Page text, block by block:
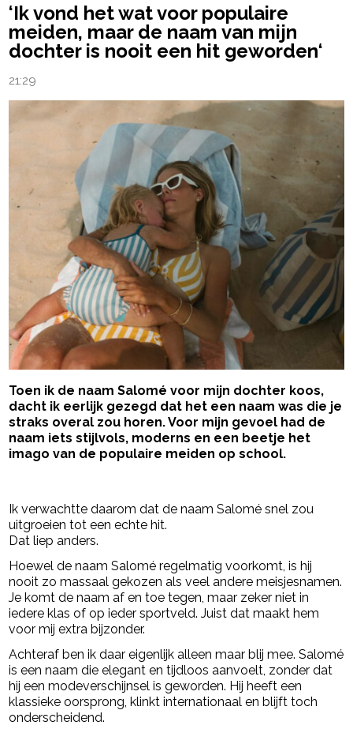
‘Ik vond het wat voor populaire
meiden, maar de naam van mijn
dochter is nooit een hit geworden‘
21:29
Toen ik de naam Salomé voor mijn dochter koos,
dacht ik eerlijk gezegd dat het een naam was die je
straks overal zou horen. Voor mijn gevoel had de
naam iets stijlvols, moderns en een beetje het
imago van de populaire meiden op school.
Ik verwachtte daarom dat de naam Salomé snel zou
uitgroeien tot een echte hit.
Dat liep anders.
Hoewel de naam Salomé regelmatig voorkomt, is hij
nooit zo massaal gekozen als veel andere meisjesnamen.
Je komt de naam af en toe tegen, maar zeker niet in
iedere klas of op ieder sportveld. Juist dat maakt hem
voor mij extra bijzonder.
Achteraf ben ik daar eigenlijk alleen maar blij mee. Salomé
is een naam die elegant en tijdloos aanvoelt, zonder dat
hij een modeverschijnsel is geworden. Hij heeft een
klassieke oorsprong, klinkt internationaal en blijft toch
onderscheidend.